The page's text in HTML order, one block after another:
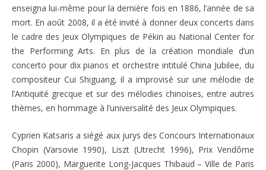
enseigna lui-même pour la dernière fois en 1886, l’année de sa
mort. En août 2008, il a été invité à donner deux concerts dans
le cadre des Jeux Olympiques de Pékin au National Center for
the Performing Arts. En plus de la création mondiale d’un
concerto pour dix pianos et orchestre intitulé China Jubilee, du
compositeur Cui Shiguang, il a improvisé sur une mélodie de
l’Antiquité grecque et sur des mélodies chinoises, entre autres
thèmes, en hommage à l’universalité des Jeux Olympiques.
Cyprien Katsaris a siégé aux jurys des Concours Internationaux
Chopin (Varsovie 1990), Liszt (Utrecht 1996), Prix Vendôme
(Paris 2000), Marguerite Long-Jacques Thibaud – Ville de Paris